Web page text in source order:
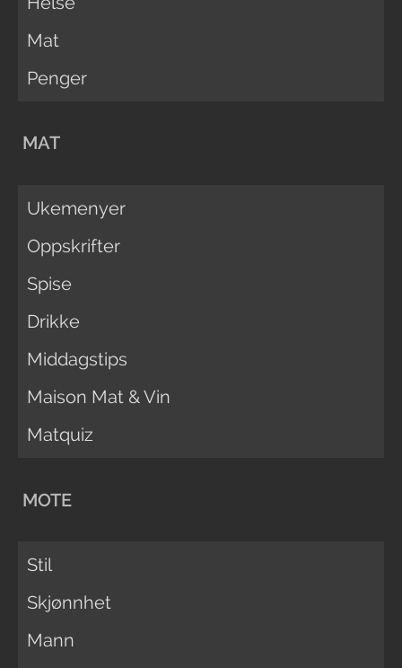
Mat
Penger
MAT
Ukemenyer
Oppskrifter
Spise
Drikke
Middagstips
Maison Mat & Vin
Matquiz
MOTE
Stil
Skjønnhet
Mann